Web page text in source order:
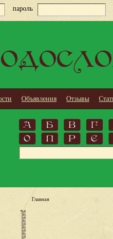
пароль
Объявления Отзывы
А Б В
Г
О
П Р С
Главная